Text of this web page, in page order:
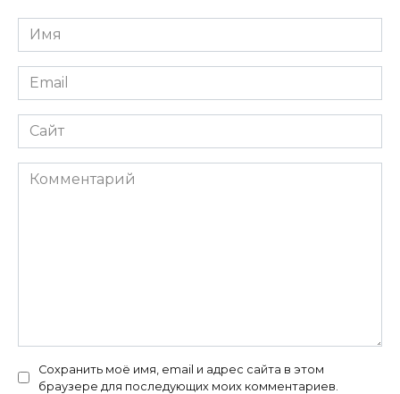
Имя
*
Email
*
Сайт
Комментарий
Сохранить моё имя, email и адрес сайта в этом
браузере для последующих моих комментариев.